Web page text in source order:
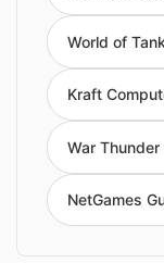
World of
Kraft
War
NetGames